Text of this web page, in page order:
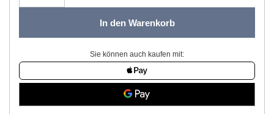
In den Warenkorb
Sie können auch kaufen mit: